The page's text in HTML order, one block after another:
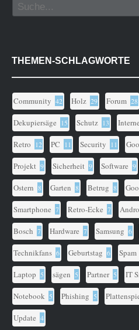
THEMEN-SCHLAGWORTE
Community 42 Holz 29 Forum 28
Dekupiersäge 15 Schutz 13
Retro 12 PC 11 Security 11
Projekt 9 Sicherheit 9 Software 9
Ostern 8 Garten 8 Betrug 8
Smartphone 7 Retro-Ecke 7
Bosch 7 Hardware 7 Samsung 6
Technikfans 6 Geburtstag 6 Spam
Laptop 5 sägen 5 Partner 5 IT
Notebook 5 Phishing 5
Update 4